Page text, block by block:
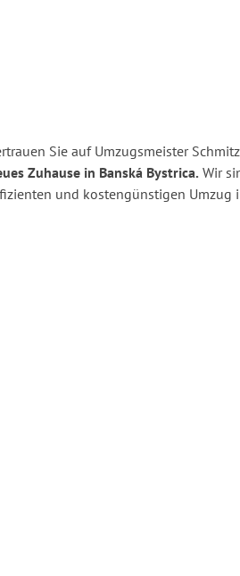
Sie auf Umzugsmeister
Zuhause in Banská Bystrica. Wir
und kostengünstigen Umzug